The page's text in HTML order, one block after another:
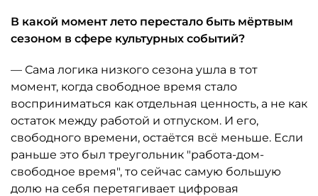
В какой момент лето перестало быть мёртвым
сезоном в сфере культурных событий?
— Сама логика низкого сезона ушла в тот
момент, когда свободное время стало
восприниматься как отдельная ценность, а не как
остаток между работой и отпуском. И его,
свободного времени, остаётся всё меньше. Если
раньше это был треугольник "работа-дом-
свободное время", то сейчас самую большую
долю на себя перетягивает цифровая